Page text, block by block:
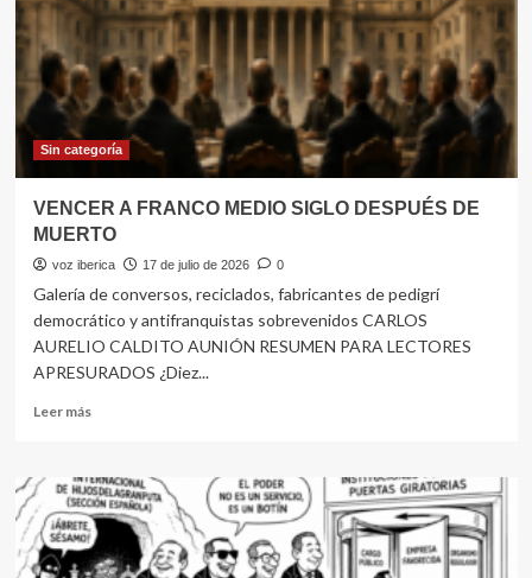
ESPAÑOOOOLLLLLL…!
Sin categoría
VENCER A FRANCO MEDIO SIGLO DESPUÉS DE
MUERTO
voz iberica 17 de julio de 2026 0
Galería de conversos, reciclados, fabricantes de pedigrí
democrático y antifranquistas sobrevenidos CARLOS
AURELIO CALDITO AUNIÓN RESUMEN PARA LECTORES
APRESURADOS ¿Diez...
Leer másLeer
VENCER
A
FRANCO
MEDIO
SIGLO